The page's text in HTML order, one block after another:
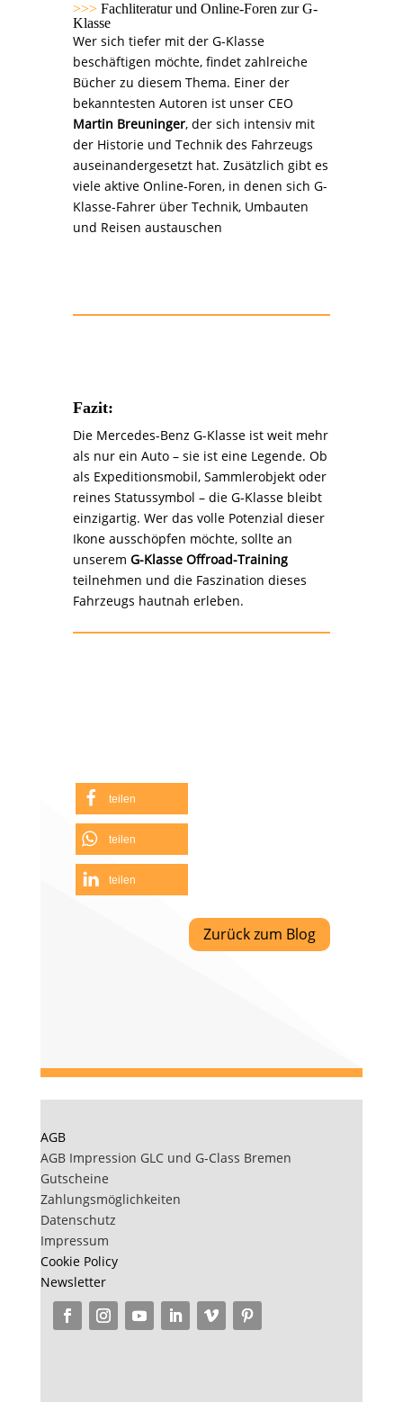
>>> Fachliteratur und Online-Foren zur G-
Klasse
Wer sich tiefer mit der G-Klasse
beschäftigen möchte, findet zahlreiche
Bücher zu diesem Thema. Einer der
bekanntesten Autoren ist unser CEO
Martin Breuninger, der sich intensiv mit
der Historie und Technik des Fahrzeugs
auseinandergesetzt hat. Zusätzlich gibt es
viele aktive Online-Foren, in denen sich G-
Klasse-Fahrer über Technik, Umbauten
und Reisen austauschen
Fazit:
Die Mercedes-Benz G-Klasse ist weit mehr
als nur ein Auto – sie ist eine Legende. Ob
als Expeditionsmobil, Sammlerobjekt oder
reines Statussymbol – die G-Klasse bleibt
einzigartig. Wer das volle Potenzial dieser
Ikone ausschöpfen möchte, sollte an
unserem G-Klasse Offroad-Training
teilnehmen und die Faszination dieses
Fahrzeugs hautnah erleben.
teilen
teilen
teilen
Zurück zum Blog
AGB
AGB Impression GLC und G-Class Bremen
Gutscheine
Zahlungsmöglichkeiten
Datenschutz
Impressum
Cookie Policy
Newsletter